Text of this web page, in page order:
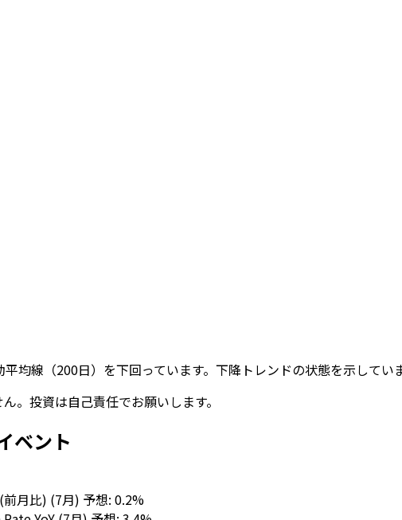
均線（200日）を下回っています。下降トレンドの状態を示してい
。投資は自己責任でお願いします。
ベント
前月比) (7月) 予想: 0.2%